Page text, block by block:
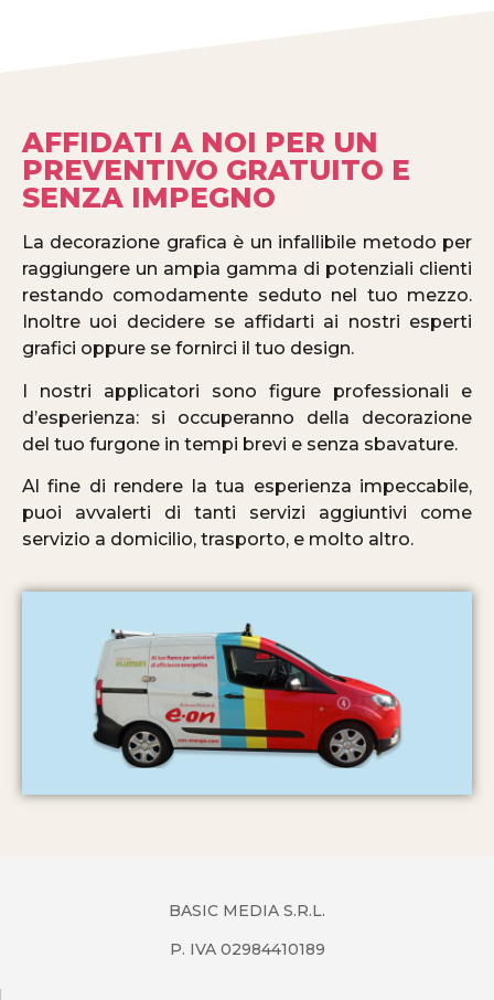
AFFIDATI A NOI PER UN
PREVENTIVO GRATUITO E
SENZA IMPEGNO
La decorazione grafica è un infallibile metodo per
raggiungere un ampia gamma di potenziali clienti
restando comodamente seduto nel tuo mezzo.
Inoltre uoi decidere se affidarti ai nostri esperti
grafici oppure se fornirci il tuo design.
I nostri applicatori sono figure professionali e
d’esperienza: si occuperanno della decorazione
del tuo furgone in tempi brevi e senza sbavature.
Al fine di rendere la tua esperienza impeccabile,
puoi avvalerti di tanti servizi aggiuntivi come
servizio a domicilio, trasporto, e molto altro.
BASIC MEDIA S.R.L.
P. IVA 02984410189